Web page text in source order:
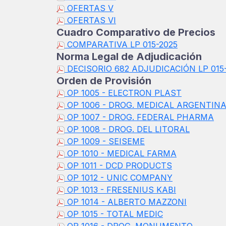
OFERTAS V
OFERTAS VI
Cuadro Comparativo de Precios
COMPARATIVA LP 015-2025
Norma Legal de Adjudicación
DECISORIO 682 ADJUDICACIÓN LP
Orden de Provisión
OP 1005 - ELECTRON PLAST
OP 1006 - DROG. MEDICAL ARGENTINA
OP 1007 - DROG. FEDERAL PHARMA
OP 1008 - DROG. DEL LITORAL
OP 1009 - SEISEME
OP 1010 - MEDICAL FARMA
OP 1011 - DCD PRODUCTS
OP 1012 - UNIC COMPANY
OP 1013 - FRESENIUS KABI
OP 1014 - ALBERTO MAZZONI
OP 1015 - TOTAL MEDIC